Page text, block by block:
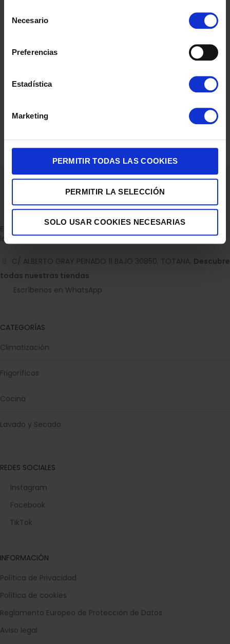
Necesario
Preferencias
Estadística
Marketing
PERMITIR TODAS LAS COOKIES
PERMITIR LA SELECCIÓN
SOLO USAR COOKIES NECESARIAS
BARBERO ROWENTA TN2804 90MIN 2 PEINES
24,99€
Empresa dedicada a la venta de accesorios para el hogar con
la experiencia de 36 años.
C/ ALBERTO GRAY PEINADO 11 BAJO 30850, TOTANA. Descubre
todas nuestras tiendas
Escríbenos en WhatsApp
CATEGORÍAS
Climatización
Frigoríficos
Cocina
Lavado y Secado
REDES SOCIALES
Instagram
Facebook
TikTok
INFORMACIÓN
Política de Privacidad
Política de cookies
Reglamento Europeo de Protección de Datos
Aviso legal